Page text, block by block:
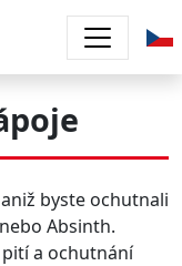
byste ochutnali
Absinth.
a ochutnání